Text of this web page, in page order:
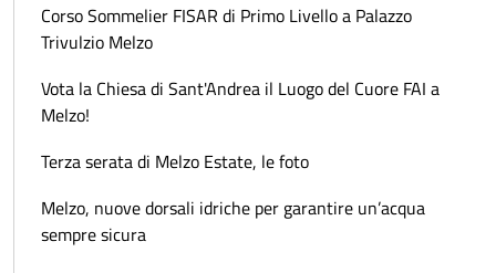
Corso Sommelier FISAR di Primo Livello a Palazzo
Trivulzio Melzo
Vota la Chiesa di Sant'Andrea il Luogo del Cuore FAI a
Melzo!
Terza serata di Melzo Estate, le foto
Melzo, nuove dorsali idriche per garantire un’acqua
sempre sicura